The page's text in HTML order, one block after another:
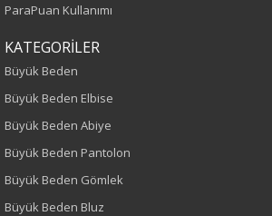
Yaş Grubu
Kalıp
ParaPuan Kullanımı
KATEGORİLER
Büyük Beden
Büyük Beden Elbise
Büyük Beden Abiye
Büyük Beden Pantolon
Büyük Beden Gömlek
Büyük Beden Bluz